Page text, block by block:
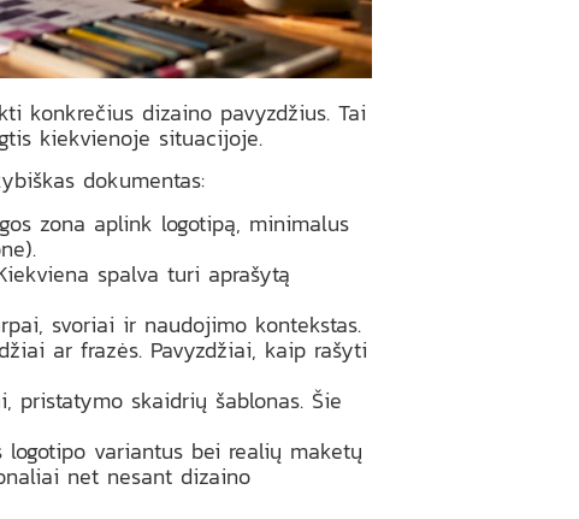
konkrečius dizaino pavyzdžius. Tai
kiekvienoje situacijoje.
dokumentas:
zona aplink logotipą, minimalus
spalva turi aprašytą
svoriai ir naudojimo kontekstas.
ar frazės. Pavyzdžiai, kaip rašyti
pristatymo skaidrių šablonas. Šie
variantus bei realių maketų
net nesant dizaino